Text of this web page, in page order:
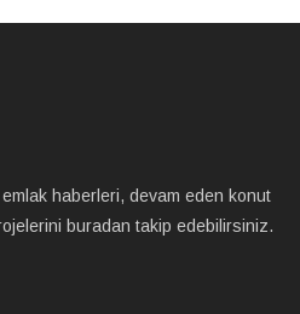
haberleri, devam eden konut
buradan takip edebilirsiniz.